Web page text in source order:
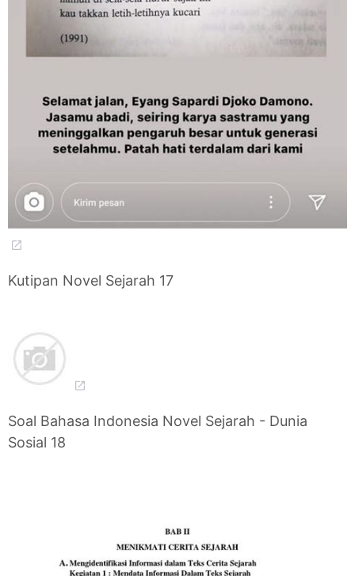
Kutipan Novel Sejarah 17
Soal Bahasa Indonesia Novel Sejarah - Dunia
Sosial 18